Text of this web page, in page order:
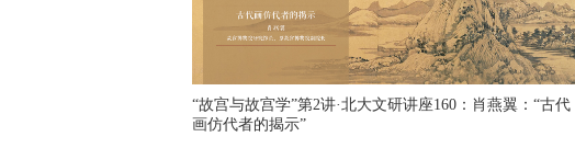
“故宫与故宫学”第2讲·北大文研讲座160：肖燕翼：“古代
画仿代者的揭示”